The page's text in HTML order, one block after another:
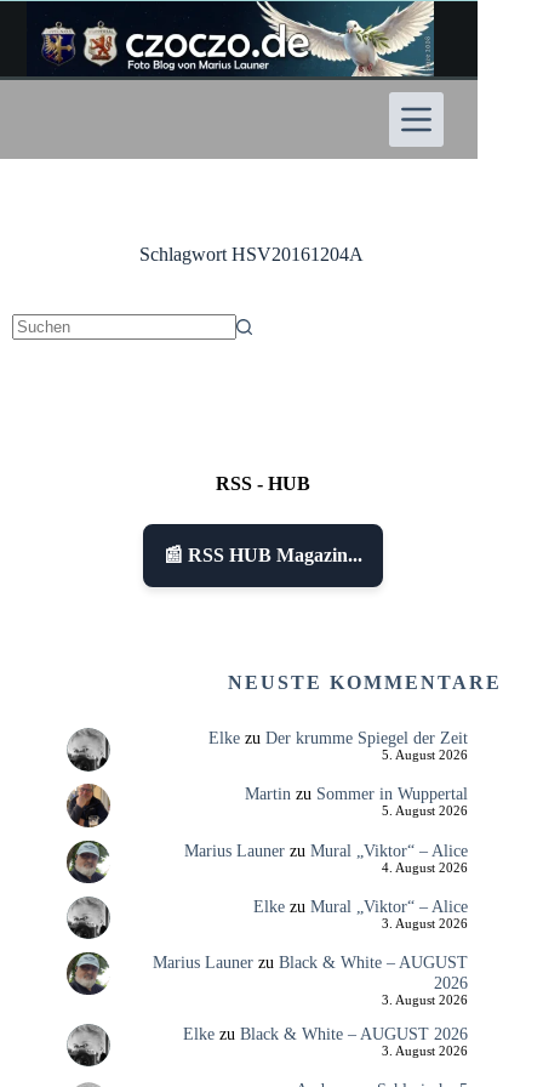
Inhalt
springen
SchlagwortHSV20161204A
RSS - HUB
📰 RSS HUB Magazin...
NEUSTE KOMMENTARE
Elkezu Der krumme Spiegel der Zeit
5. August 2026
Martinzu Sommer in Wuppertal
5. August 2026
Marius Launerzu Mural „Viktor“ – Alice
4. August 2026
Elkezu Mural „Viktor“ – Alice
3. August 2026
Marius Launerzu Black & White – AUGUST
2026
3. August 2026
Elkezu Black & White – AUGUST 2026
3. August 2026